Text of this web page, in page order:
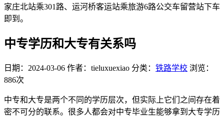
家庄北站乘301路、运河桥客运站乘旅游6路公交车留营站下车
即到。
中专学历和大专有关系吗
日期：2024-03-06 作者：tieluxuexiao 分类： 铁路学校 浏览：
886次
中专和大专是两个不同的学历层次，但实际上它们之间存在着
密不可分的联系。很多人都会对中专毕业生能够拿到大专学历